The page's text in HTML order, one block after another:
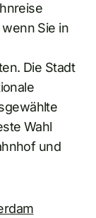
Sie in
Die Stadt
Wahl
und